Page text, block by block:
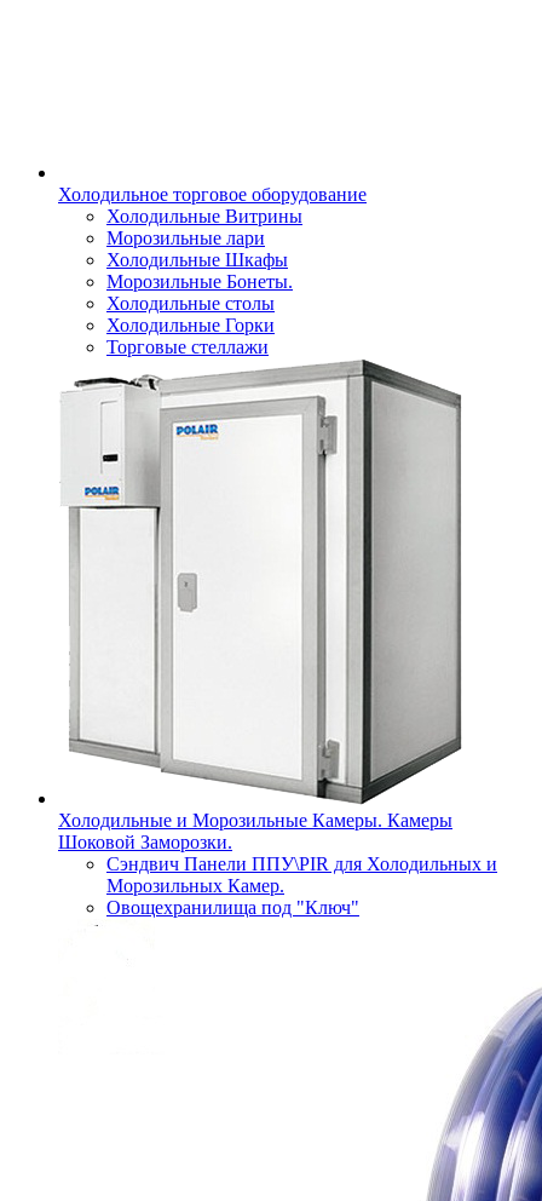
Холодильное торговое оборудование
Холодильные Витрины
Морозильные лари
Холодильные Шкафы
Морозильные Бонеты.
Холодильные столы
Холодильные Горки
Торговые стеллажи
Холодильные и Морозильные Камеры. Камеры
Шоковой Заморозки.
Сэндвич Панели ППУ\PIR для Холодильных и
Морозильных Камер.
Овощехранилища под "Ключ"